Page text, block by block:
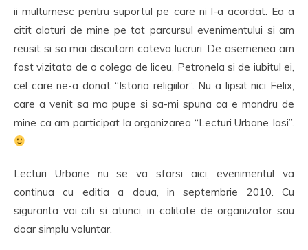
ii multumesc pentru suportul pe care ni l-a acordat. Ea a
citit alaturi de mine pe tot parcursul evenimentului si am
reusit si sa mai discutam cateva lucruri. De asemenea am
fost vizitata de o colega de liceu, Petronela si de iubitul ei,
cel care ne-a donat “Istoria religiilor”. Nu a lipsit nici Felix,
care a venit sa ma pupe si sa-mi spuna ca e mandru de
mine ca am participat la organizarea “Lecturi Urbane Iasi”.
Lecturi Urbane nu se va sfarsi aici, evenimentul va
continua cu editia a doua, in septembrie 2010. Cu
siguranta voi citi si atunci, in calitate de organizator sau
doar simplu voluntar.